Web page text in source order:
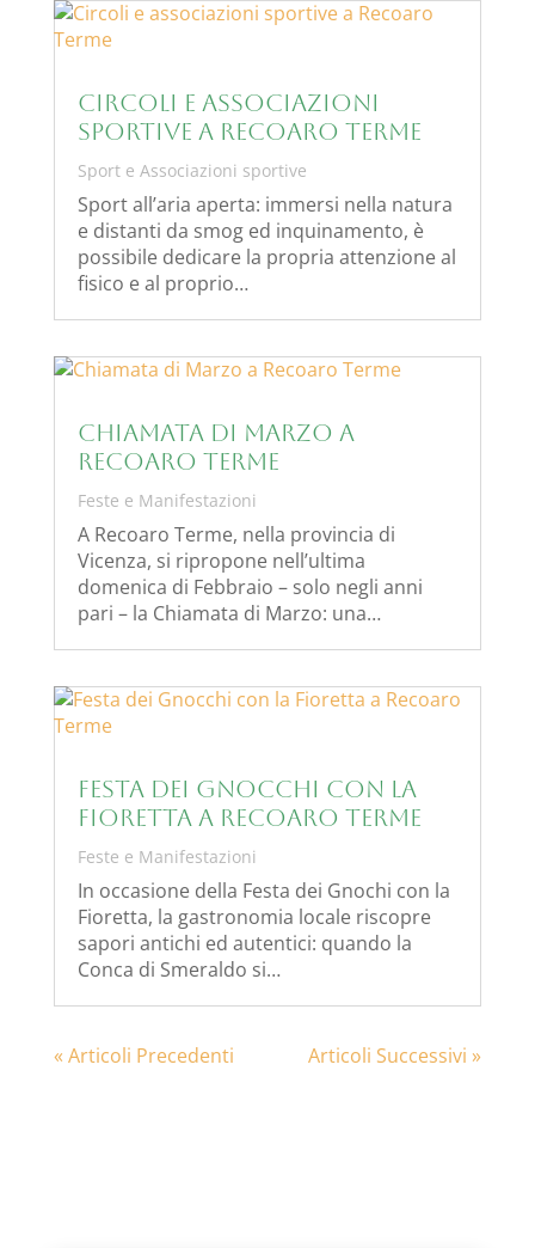
Circoli e associazioni
sportive a Recoaro Terme
Sport e Associazioni sportive
Sport all’aria aperta: immersi nella natura
e distanti da smog ed inquinamento, è
possibile dedicare la propria attenzione al
fisico e al proprio…
Chiamata di Marzo a
Recoaro Terme
Feste e Manifestazioni
A Recoaro Terme, nella provincia di
Vicenza, si ripropone nell’ultima
domenica di Febbraio – solo negli anni
pari – la Chiamata di Marzo: una…
Festa dei Gnocchi con la
Fioretta a Recoaro Terme
Feste e Manifestazioni
In occasione della Festa dei Gnochi con la
Fioretta, la gastronomia locale riscopre
sapori antichi ed autentici: quando la
Conca di Smeraldo si…
« Articoli Precedenti Articoli Successivi »